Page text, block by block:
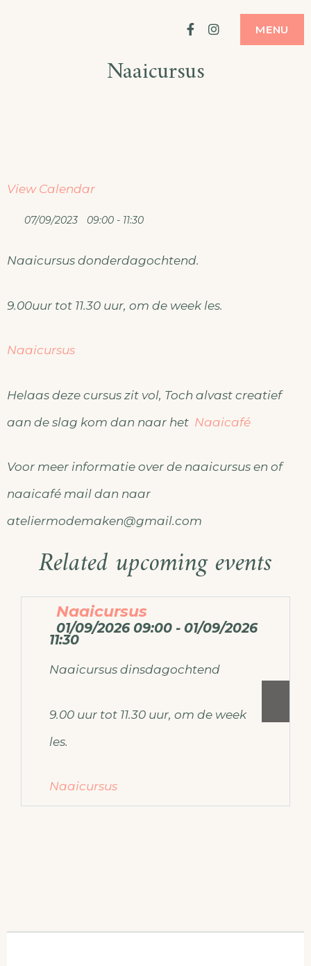
FacebookInstagram
MENU
Naaicursus
View Calendar
07/09/2023 09:00 - 11:30
Naaicursus donderdagochtend.
9.00uur tot 11.30 uur, om de week les.
Naaicursus
Helaas deze cursus zit vol, Toch alvast creatief
aan de slag kom dan naar het Naaicafé
Voor meer informatie over de naaicursus en of
naaicafé mail dan naar
ateliermodemaken@gmail.com
Related upcoming events
Naaicursus
01/09/2026 09:00 - 01/09/2026
11:30
Naaicursus dinsdagochtend
9.00 uur tot 11.30 uur, om de week
les.
Naaicursus